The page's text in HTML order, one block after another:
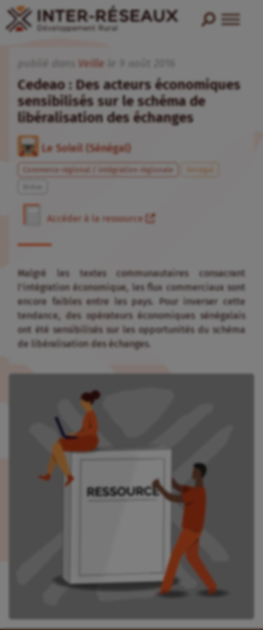
Veille
Cedeao : Des acteurs économiques
sensibilisés sur le schéma de
libéralisation des échanges
Le Soleil (Sénégal)
Commerce régional / intégration régionale
Sénégal
Accéder à la ressource
Malgré les textes communautaires consacrant
l’intégration économique, les flux commerciaux sont
encore faibles entre les pays. Pour inverser cette
tendance, des opérateurs économiques sénégalais
ont été sensibilisés sur les opportunités du schéma
de libéralisation des échanges.